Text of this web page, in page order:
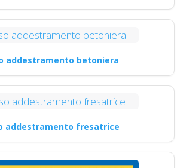
addestramento betoniera
addestramento fresatrice